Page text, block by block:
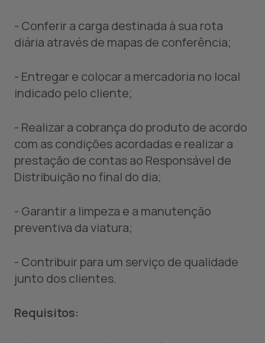
- Conferir a carga destinada à sua rota
diária através de mapas de conferência;
- Entregar e colocar a mercadoria no local
indicado pelo cliente;
- Realizar a cobrança do produto de acordo
com as condições acordadas e realizar a
prestação de contas ao Responsável de
Distribuição no final do dia;
- Garantir a limpeza e a manutenção
preventiva da viatura;
- Contribuir para um serviço de qualidade
junto dos clientes.
Requisitos: